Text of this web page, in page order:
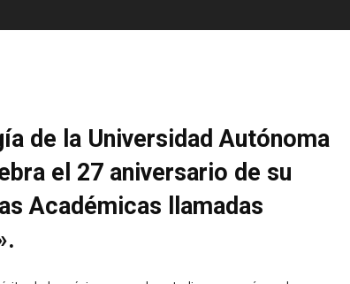
de la Universidad Autónoma
el 27 aniversario de su
Académicas llamadas